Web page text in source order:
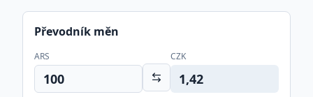
Převodník měn
ARS CZK
1,42